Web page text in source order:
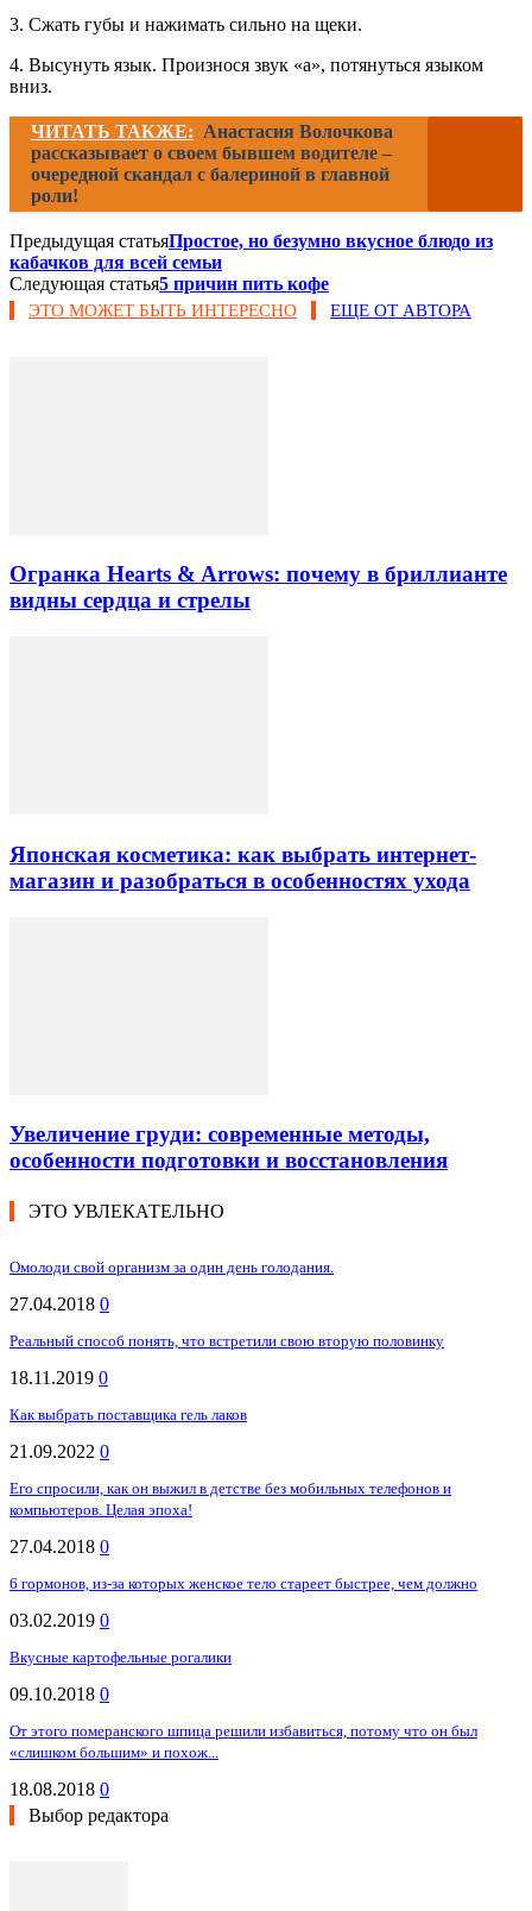
3. Сжать губы и нажимать сильно на щеки.
4. Высунуть язык. Произнося звук «а», потянуться языком
вниз.
ЧИТАТЬ ТАКЖЕ: Анастасия Волочкова
рассказывает о своем бывшем водителе –
очередной скандал с балериной в главной
роли!
Предыдущая статьяПростое, но безумно вкусное блюдо из
кабачков для всей семьи
Следующая статья5 причин пить кофе
ЭТО МОЖЕТ БЫТЬ ИНТЕРЕСНО ЕЩЕ ОТ АВТОРА
Огранка Hearts & Arrows: почему в бриллианте
видны сердца и стрелы
Японская косметика: как выбрать интернет-
магазин и разобраться в особенностях ухода
Увеличение груди: современные методы,
особенности подготовки и восстановления
ЭТО УВЛЕКАТЕЛЬНО
Омолоди свой организм за один день голодания.
27.04.2018 0
Реальный способ понять, что встретили свою вторую половинку
18.11.2019 0
Как выбрать поставщика гель лаков
21.09.2022 0
Его спросили, как он выжил в детстве без мобильных телефонов и
компьютеров. Целая эпоха!
27.04.2018 0
6 гормонов, из-за которых женское тело стареет быстрее, чем должно
03.02.2019 0
Вкусные картофельные рогалики
09.10.2018 0
От этого померанского шпица решили избавиться, потому что он был
«слишком большим» и похож...
18.08.2018 0
Выбор редактора